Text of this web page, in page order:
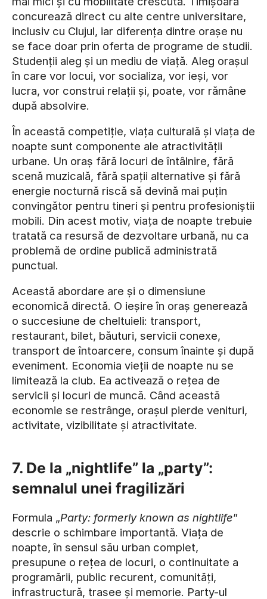
concurează direct cu alte centre universitare,
inclusiv cu Clujul, iar diferența dintre orașe nu
se face doar prin oferta de programe de studii.
Studenții aleg și un mediu de viață. Aleg orașul
în care vor locui, vor socializa, vor ieși, vor
lucra, vor construi relații și, poate, vor rămâne
după absolvire.
În această competiție, viața culturală și viața de
noapte sunt componente ale atractivității
urbane. Un oraș fără locuri de întâlnire, fără
scenă muzicală, fără spații alternative și fără
energie nocturnă riscă să devină mai puțin
convingător pentru tineri și pentru profesioniștii
mobili. Din acest motiv, viața de noapte trebuie
tratată ca resursă de dezvoltare urbană, nu ca
problemă de ordine publică administrată
punctual.
Această abordare are și o dimensiune
economică directă. O ieșire în oraș generează
o succesiune de cheltuieli: transport,
restaurant, bilet, băuturi, servicii conexe,
transport de întoarcere, consum înainte și după
eveniment. Economia vieții de noapte nu se
limitează la club. Ea activează o rețea de
servicii și locuri de muncă. Când această
economie se restrânge, orașul pierde venituri,
activitate, vizibilitate și atractivitate.
7. De la „nightlife” la „party”:
semnalul unei fragilizări
Formula „Party: formerly known as nightlife”
descrie o schimbare importantă. Viața de
noapte, în sensul său urban complet,
presupune o rețea de locuri, o continuitate a
programării, public recurent, comunități,
infrastructură, trasee și memorie. Party-ul